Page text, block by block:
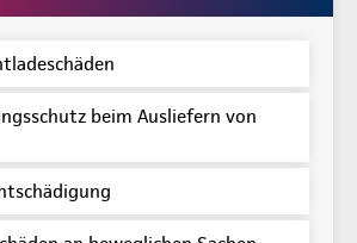
beim Ausliefern von